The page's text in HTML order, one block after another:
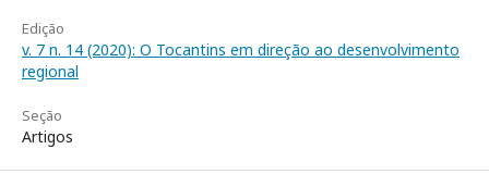
Edição
v. 7 n. 14 (2020): O Tocantins em direção ao desenvolvimento
regional
Seção
Artigos